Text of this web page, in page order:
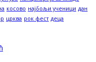
косово најбољи ученици дан
црква рок фест деца